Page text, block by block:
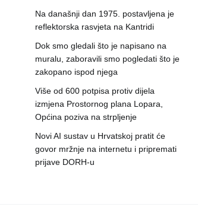
Na današnji dan 1975. postavljena je
reflektorska rasvjeta na Kantridi
Dok smo gledali što je napisano na
muralu, zaboravili smo pogledati što je
zakopano ispod njega
Više od 600 potpisa protiv dijela
izmjena Prostornog plana Lopara,
Općina poziva na strpljenje
Novi AI sustav u Hrvatskoj pratit će
govor mržnje na internetu i pripremati
prijave DORH-u